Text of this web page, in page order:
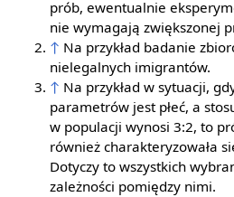
prób, ewentualnie
nie wymagają zwiększonej
↑ Na przykład badanie
nielegalnych imigrantów.
↑ Na przykład w sytuacji,
parametrów jest płeć, a
w populacji wynosi 3:2, to
również charakteryzowała
Dotyczy to wszystkich
zależności pomiędzy nimi.